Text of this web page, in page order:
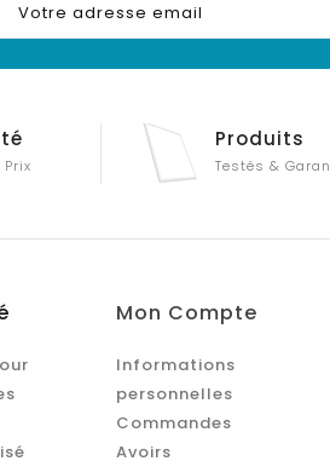
Produits
Testés &
Mon Compte
Informations
personnelles
Commandes
Avoirs